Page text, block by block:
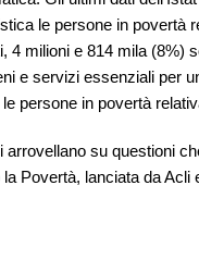
le persone in povertà
4 milioni e 814 mila (8%)
e servizi essenziali per
persone in povertà
su questioni
la Povertà, lanciata daAcli